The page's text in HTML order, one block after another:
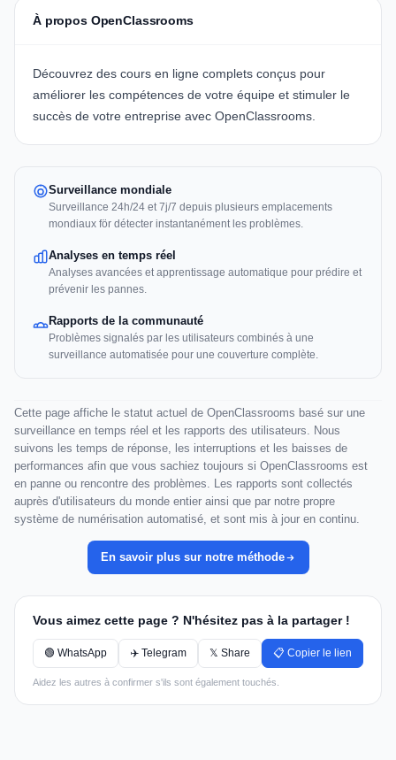
À propos OpenClassrooms
Découvrez des cours en ligne complets conçus pour
améliorer les compétences de votre équipe et stimuler le
succès de votre entreprise avec OpenClassrooms.
Surveillance mondiale
Surveillance 24h/24 et 7j/7 depuis plusieurs emplacements
mondiaux för détecter instantanément les problèmes.
Analyses en temps réel
Analyses avancées et apprentissage automatique pour prédire et
prévenir les pannes.
Rapports de la communauté
Problèmes signalés par les utilisateurs combinés à une
surveillance automatisée pour une couverture complète.
Cette page affiche le statut actuel de OpenClassrooms basé sur une
surveillance en temps réel et les rapports des utilisateurs. Nous
suivons les temps de réponse, les interruptions et les baisses de
performances afin que vous sachiez toujours si OpenClassrooms est
en panne ou rencontre des problèmes. Les rapports sont collectés
auprès d'utilisateurs du monde entier ainsi que par notre propre
système de numérisation automatisé, et sont mis à jour en continu.
En savoir plus sur notre méthode
Vous aimez cette page ? N'hésitez pas à la partager !
🟢 WhatsApp ✈️ Telegram 𝕏 Share 📋 Copier le lien
Aidez les autres à confirmer s'ils sont également touchés.